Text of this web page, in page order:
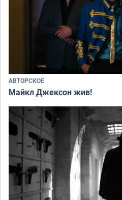
АВТОРСКОЕ
Майкл Джексон жив!